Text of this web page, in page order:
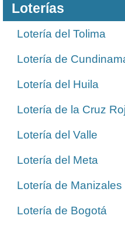
Loterías
Lotería del Tolima
Lotería de
Lotería del Huila
Lotería de la Cruz
Lotería del Valle
Lotería del Meta
Lotería de Manizales
Lotería de Bogotá